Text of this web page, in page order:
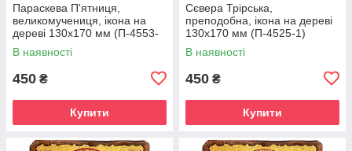
Параскева П'ятниця,
великомучениця, ікона на
дереві 130х170 мм (П-4553-
1)
В наявності
450 ₴
Купити
Сєвера Трірська,
преподобна, ікона на дереві
130х170 мм (П-4525-1)
В наявності
450 ₴
Купити